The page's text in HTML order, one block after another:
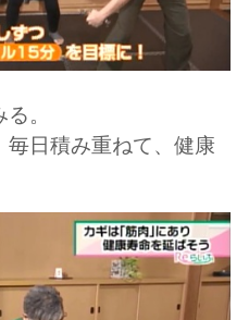
。
毎日積み重ねて、健康